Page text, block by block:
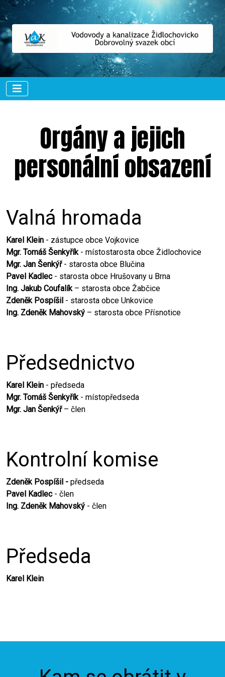
Orgány a jejich
personální obsazení
Valná hromada
Karel Klein - zástupce obce Vojkovice
Mgr. Tomáš Šenkyřík- místostarosta obce Židlochovice
Mgr. Jan Šenkýř- starosta obce Blučina
Pavel Kadlec- starosta obce Hrušovany u Brna
Ing. Jakub Coufalík – starosta obce Žabčice
Zdeněk Pospíšil - starosta obce Unkovice
Ing. Zdeněk Mahovský – starosta obce Přísnotice
Předsednictvo
Karel Klein - předseda
Mgr. Tomáš Šenkyřík - místopředseda
Mgr. Jan Šenkýř– člen
Kontrolní komise
Zdeněk Pospíšil - předseda
Pavel Kadlec - člen
Ing. Zdeněk Mahovský - člen
Předseda
Karel Klein